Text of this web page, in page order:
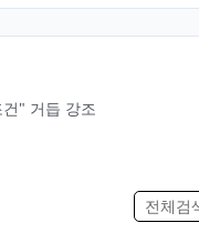
" 거듭 강조